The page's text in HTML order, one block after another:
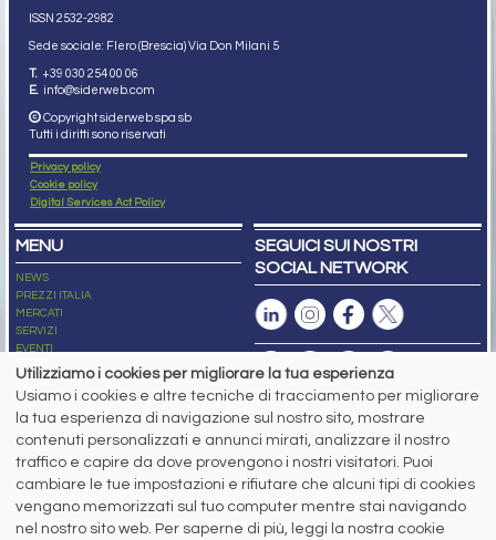
ISSN 2532-2982
Sede sociale: Flero (Brescia) Via Don Milani 5
T. +39 030 254 00 06
E. info@siderweb.com
Copyright siderweb spa sb
Tutti i diritti sono riservati
Privacy policy
Cookie policy
Digital Services Act Policy
MENU
NEWS
PREZZI ITALIA
MERCATI
SERVIZI
EVENTI
ABBONAMENTI
NEWSLETTER
SEGUICI SUI NOSTRI
SOCIAL NETWORK
Capitale Sociale: 190.000€ interamente versato
Registro delle Imprese di Brescia
Codice Fiscale e Partita I.V.A.:IT03562320170
R.E.A. n. 419331
www.siderweb.com: Autorizzazione del Tribunale di Brescia n. 11/2004 del 17
marzo 2004, Iscrizione al R.O.C. n. 26116.
Utilizziamo i cookies per migliorare la tua esperienza
Usiamo i cookies e altre tecniche di tracciamento per migliorare
la tua esperienza di navigazione sul nostro sito, mostrare
contenuti personalizzati e annunci mirati, analizzare il nostro
traffico e capire da dove provengono i nostri visitatori. Puoi
cambiare le tue impostazioni e rifiutare che alcuni tipi di cookies
vengano memorizzati sul tuo computer mentre stai navigando
nel nostro sito web. Per saperne di più, leggi la nostra cookie